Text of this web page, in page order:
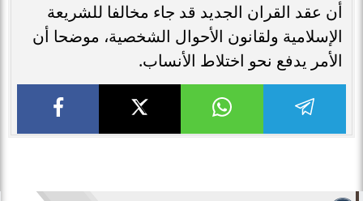
أن عقد القران الجديد قد جاء مخالفا للشريعة
الإسلامية ولقانون الأحوال الشخصية، موضحا أن
الأمر يدفع نحو اختلاط الأنساب.